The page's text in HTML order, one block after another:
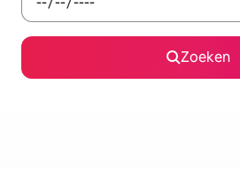
Zoeken